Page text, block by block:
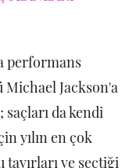
performans
Michael Jackson'a
da kendi
yılın en çok
tavırları ve seçtiği